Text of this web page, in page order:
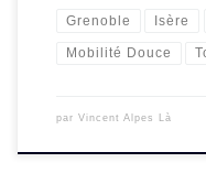
Grenoble Isère
Mobilité Douce
par Vincent Alpes Là